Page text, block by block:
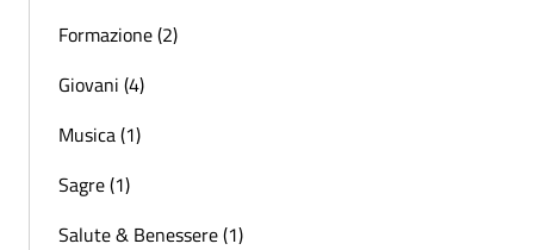
Formazione (2)
Giovani (4)
Musica (1)
Sagre (1)
Salute & Benessere (1)